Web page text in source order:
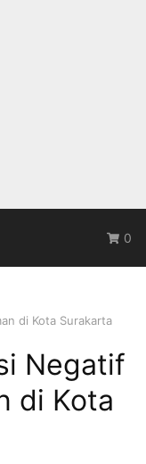
0
di Kota Surakarta
Negatif
di Kota